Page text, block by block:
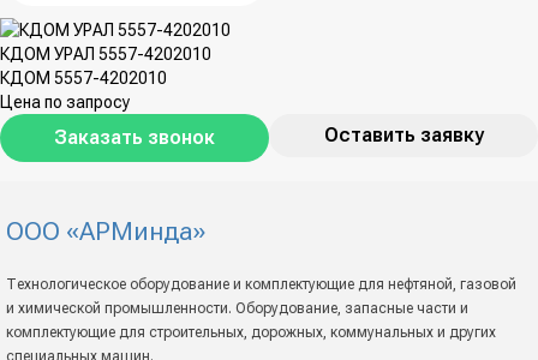
КДОМ УРАЛ 5557-4202010
КДОМ 5557-4202010
Цена по запросу
Заказать звонок Оставить заявку
ООО «АРМинда»
Технологическое оборудование и комплектующие для нефтяной, газовой
и химической промышленности. Оборудование, запасные части и
комплектующие для строительных, дорожных, коммунальных и других
специальных машин.